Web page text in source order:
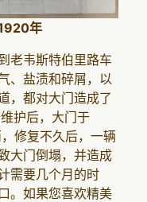
年
老韦斯特伯里路车
、盐渍和碎屑，以
，都对大门造成了
护后，大门于
修复不久后，一辆
大门倒塌，并造成
需要几个月的时
。如果您喜欢精美